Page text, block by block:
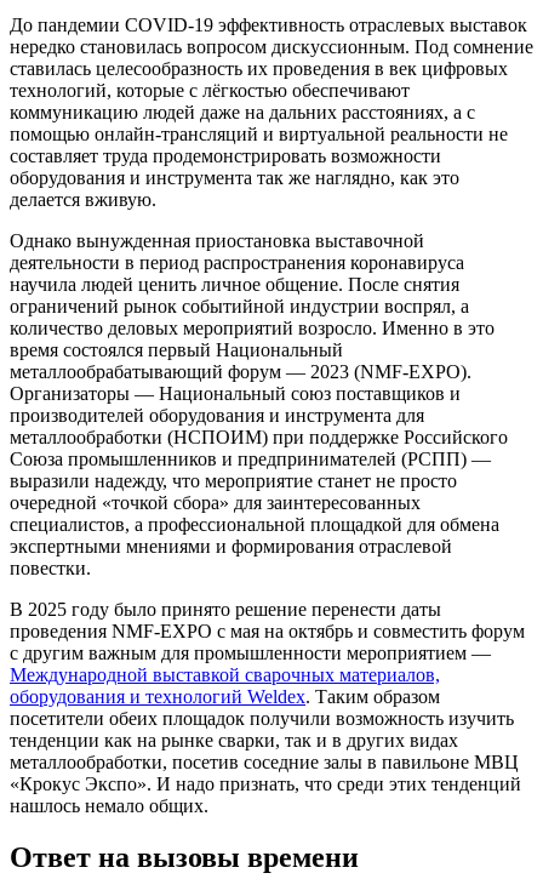
До пандемии COVID-19 эффективность отраслевых выставок
нередко становилась вопросом дискуссионным. Под сомнение
ставилась целесообразность их проведения в век цифровых
технологий, которые с лёгкостью обеспечивают
коммуникацию людей даже на дальних расстояниях, а с
помощью онлайн-трансляций и виртуальной реальности не
составляет труда продемонстрировать возможности
оборудования и инструмента так же наглядно, как это
делается вживую.
Однако вынужденная приостановка выставочной
деятельности в период распространения коронавируса
научила людей ценить личное общение. После снятия
ограничений рынок событийной индустрии воспрял, а
количество деловых мероприятий возросло. Именно в это
время состоялся первый Национальный
металлообрабатывающий форум — 2023 (NMF-EXPO).
Организаторы — Национальный союз поставщиков и
производителей оборудования и инструмента для
металлообработки (НСПОИМ) при поддержке Российского
Союза промышленников и предпринимателей (РСПП) —
выразили надежду, что мероприятие станет не просто
очередной «точкой сбора» для заинтересованных
специалистов, а профессиональной площадкой для обмена
экспертными мнениями и формирования отраслевой
повестки.
В 2025 году было принято решение перенести даты
проведения NMF-EXPO с мая на октябрь и совместить форум
с другим важным для промышленности мероприятием —
Международной выставкой сварочных материалов,
оборудования и технологий Weldex. Таким образом
посетители обеих площадок получили возможность изучить
тенденции как на рынке сварки, так и в других видах
металлообработки, посетив соседние залы в павильоне МВЦ
«Крокус Экспо». И надо признать, что среди этих тенденций
нашлось немало общих.
Ответ на вызовы времени